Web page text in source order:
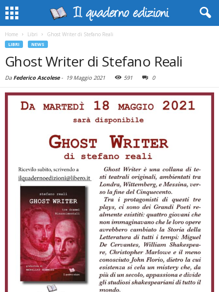
Home Libri Ghost Writer di Stefano Reali
LIBRI NEWS
Ghost Writer di Stefano Reali
Da Federico Ascolese- 19 Maggio 2021 591 0